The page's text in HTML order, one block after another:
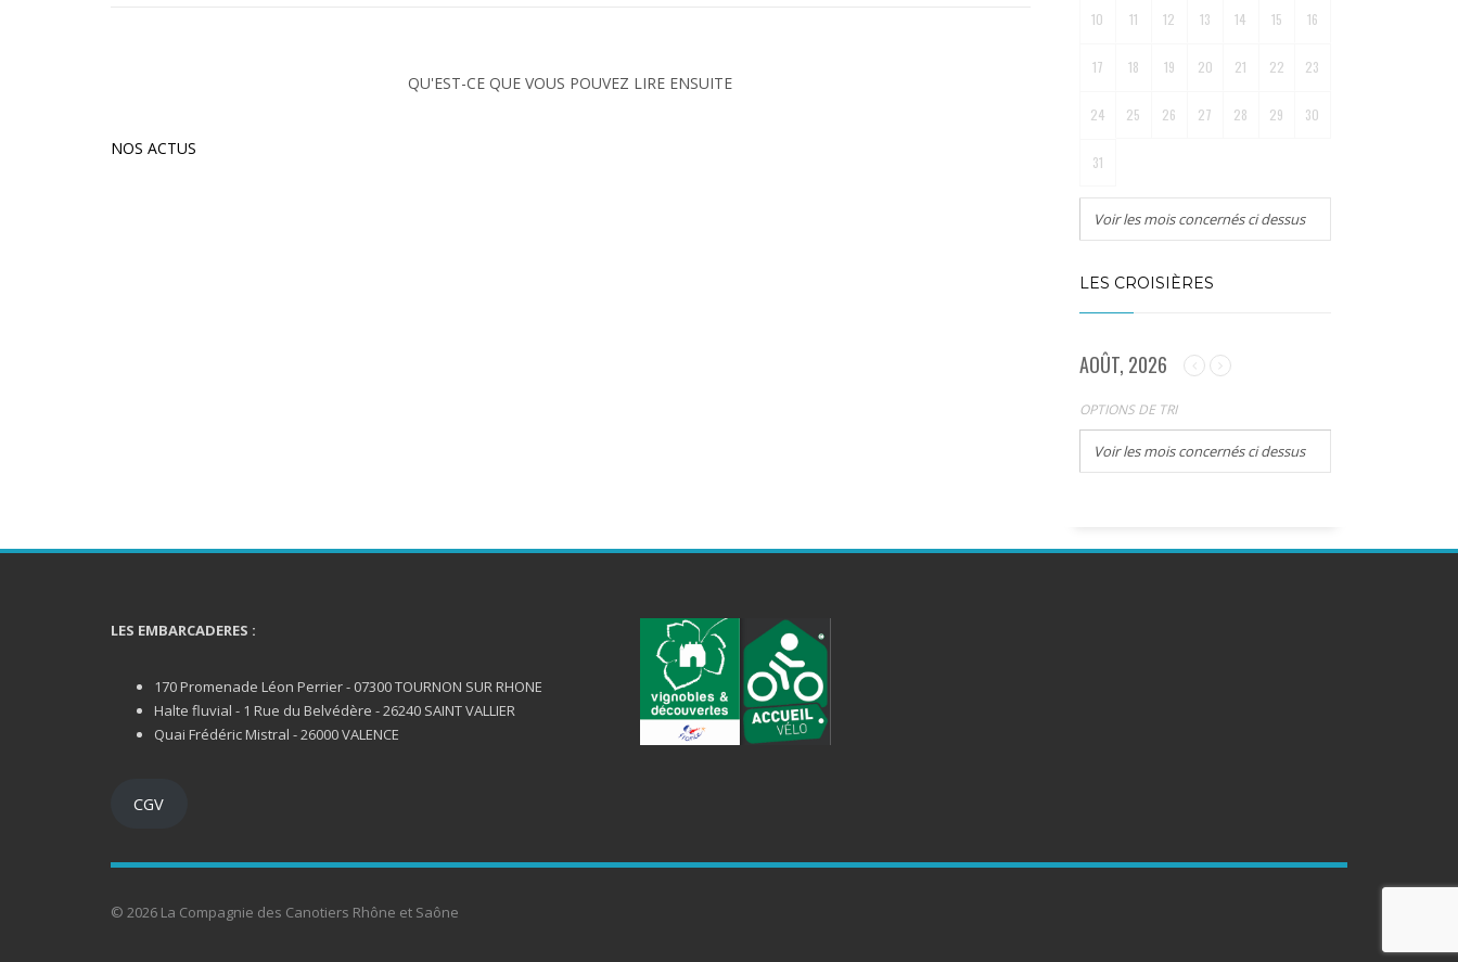
QU'EST-CE QUE VOUS POUVEZ LIRE ENSUITE
NOS ACTUS
10 11 12 13 14 15 16
17 18 19 20 21 22 23
24 25 26 27 28 29 30
31
Voir les mois concernés ci dessus
LES CROISIÈRES
AOÛT, 2026
OPTIONS DE TRI
Voir les mois concernés ci dessus
LES EMBARCADERES :
170 Promenade Léon Perrier - 07300 TOURNON SUR RHONE
Halte fluvial - 1 Rue du Belvédère - 26240 SAINT VALLIER
Quai Frédéric Mistral - 26000 VALENCE
CGV
© 2026 La Compagnie des Canotiers Rhône et Saône